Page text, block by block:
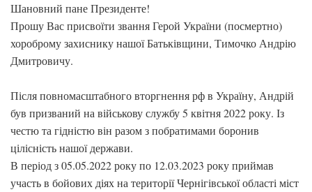
Шановний пане Президенте!
Прошу Вас присвоїти звання Герой України (посмертно)
хороброму захиснику нашої Батьківщини, Тимочко Андрію
Дмитровичу.
Після повномасштабного вторгнення рф в Україну, Андрій
був призваний на військову службу 5 квітня 2022 року. Із
честю та гідністю він разом з побратимами боронив
цілісність нашої держави.
В період з 05.05.2022 року по 12.03.2023 року приймав
участь в бойових діях на території Чернігівської області міст